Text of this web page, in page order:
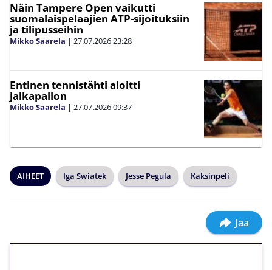
Näin Tampere Open vaikutti
suomalaispelaajien ATP-sijoituksiin
ja tilipusseihin
Mikko Saarela | 27.07.202623:28
Entinen tennistähti aloitti
jalkapallon
Mikko Saarela | 27.07.202609:37
AIHEET Iga Swiatek Jesse Pegula Kaksinpeli
Jaa